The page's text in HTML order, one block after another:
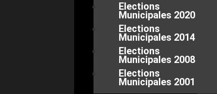
Elections
Municipales 2020
Elections
Municipales 2014
Elections
Municipales 2008
Elections
Municipales 2001